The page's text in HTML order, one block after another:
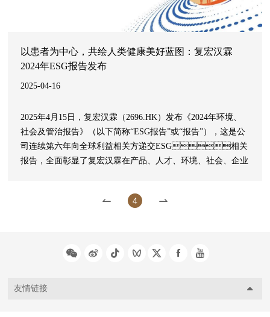
以患者为中心，共绘人类健康美好蓝图：复宏汉霖
2024年ESG报告发布
2025-04-16
2025年4月15日，复宏汉霖（2696.HK）发布《2024年环境、
社会及管治报告》（以下简称“ESG报告”或“报告”），这是公
司连续第六年向全球利益相关方递交ESG相关
报告，全面彰显了复宏汉霖在产品、人才、环境、社会、企业
4
友情链接